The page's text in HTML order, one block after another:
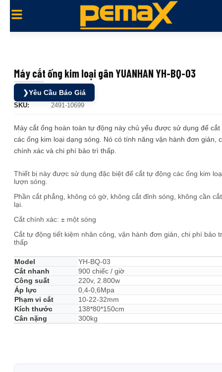
Máy cắt ống kim loại gân YUANHAN YH-BQ-03
❯Yêu Cầu Báo Giá
SKU: 2491-10699
Máy cắt ống hoàn toàn tự động này chủ yếu được sử dụng để cắt
các ống kim loại dạng sóng. Nó có tính năng vận hành đơn giản,
chính xác và chi phí bảo trì thấp.
Thiết bị này được sử dụng đặc biệt để cắt tự động các ống kim
lượn sóng.
Phần cắt phẳng, không có gờ, không cắt đỉnh sóng, không cần cắt
lại.
Cắt chính xác: ± một sóng
Cắt tự động tiết kiệm nhân công, vận hành đơn giản, chi phí bảo
thấp
Model
YH-BQ-03
Cắt nhanh
900 chiếc / giờ
Công suất
220v, 2.800w
Áp lực
0,4-0,6Mpa
Phạm vi cắt
10-22-32mm
Kích thước
138*80*150cm
Cân nặng
300kg